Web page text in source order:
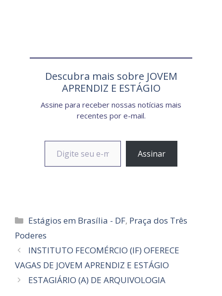
Descubra mais sobre JOVEM
APRENDIZ E ESTÁGIO
Assine para receber nossas notícias mais
recentes por e-mail.
Digite seu e-mail…
Assinar
Categorias
Estágios em Brasília - DF, Praça dos Três
Poderes
INSTITUTO FECOMÉRCIO (IF) OFERECE
VAGAS DE JOVEM APRENDIZ E ESTÁGIO
ESTAGIÁRIO (A) DE ARQUIVOLOGIA